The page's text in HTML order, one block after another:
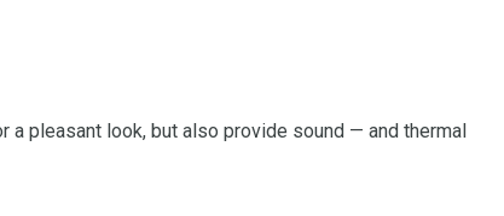
a pleasant look, but also provide sound — and thermal